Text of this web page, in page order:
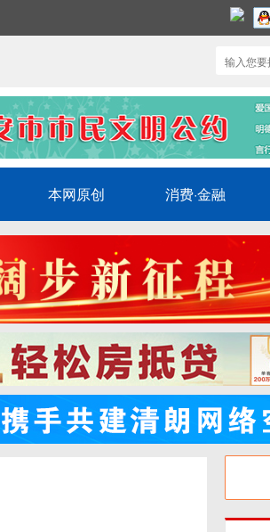
本网原创 消费·金融